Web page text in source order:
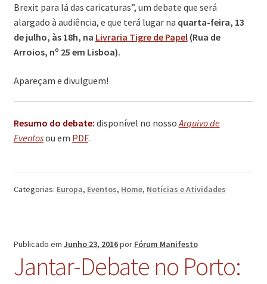
Brexit para lá das caricaturas”, um debate que será
alargado à audiência, e que terá lugar na quarta-feira, 13
de julho, às 18h, na Livraria Tigre de Papel(Rua de
Arroios, nº 25 em Lisboa).
Apareçam e divulguem!
Resumo do debate: disponível no nosso Arquivo de
Eventosou em PDF.
Categorias: Europa, Eventos, Home, Notícias e Atividades
Publicado em Junho 23, 2016por Fórum Manifesto
Jantar-Debate no Porto: